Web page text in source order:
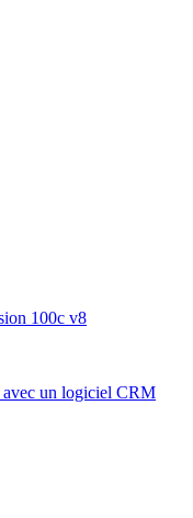
100c v8
avec un logiciel CRM